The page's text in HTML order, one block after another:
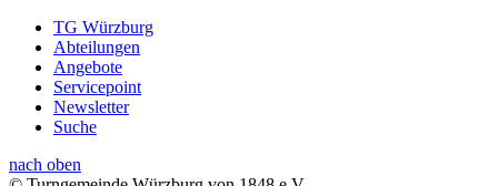
TG Würzburg
Abteilungen
Angebote
Servicepoint
Newsletter
Suche
nach oben